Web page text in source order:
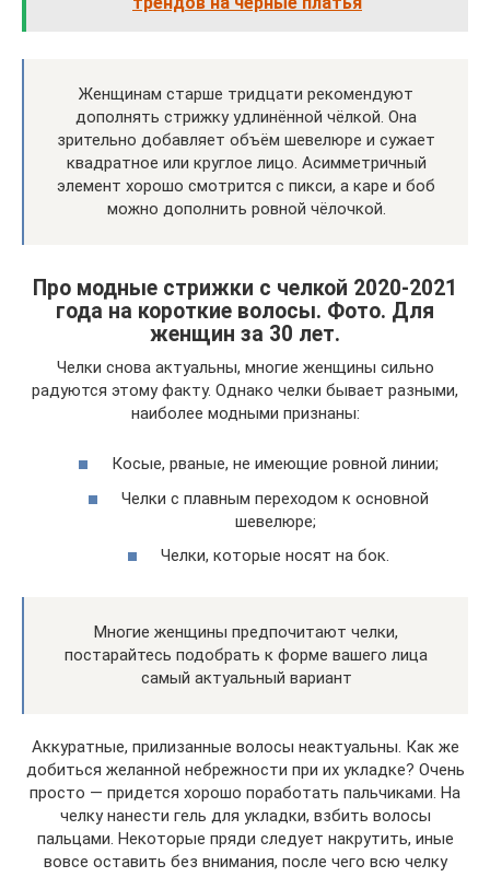
Женщинам старше тридцати рекомендуют
дополнять стрижку удлинённой чёлкой. Она
зрительно добавляет объём шевелюре и сужает
квадратное или круглое лицо. Асимметричный
элемент хорошо смотрится с пикси, а каре и боб
можно дополнить ровной чёлочкой.
Про модные стрижки с челкой 2020-2021
года на короткие волосы. Фото. Для
женщин за 30 лет.
Челки снова актуальны, многие женщины сильно
радуются этому факту. Однако челки бывает разными,
наиболее модными признаны:
Косые, рваные, не имеющие ровной линии;
Челки с плавным переходом к основной
шевелюре;
Челки, которые носят на бок.
Многие женщины предпочитают челки,
постарайтесь подобрать к форме вашего лица
самый актуальный вариант
Аккуратные, прилизанные волосы неактуальны. Как же
добиться желанной небрежности при их укладке? Очень
просто — придется хорошо поработать пальчиками. На
челку нанести гель для укладки, взбить волосы
пальцами. Некоторые пряди следует накрутить, иные
вовсе оставить без внимания, после чего всю челку